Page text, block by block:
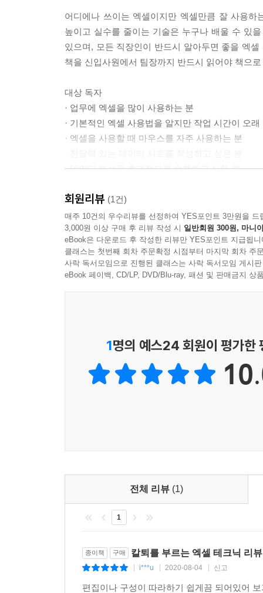
적이다.
--- p. 130
엑셀을 많이 사용하는 사람일수록 매크로에서 얻
중요한 일에 많은 시간을 할애할 수 있다.
--- p. 332
어디에나 쓰이는 엑셀이지만 엑셀만큼 잘 사용
높이고 실수를 줄이는 기술은 누구나 배울 수 있
있으며, 모든 직장인이 반드시 알아두면 좋을 엑
책을 신입사원에서 팀장까지 반드시 읽어야 책으
대상 독자
· 업무에 엑셀을 많이 사용하는 분
· 기본적인 엑셀 사용법을 알지만 작업 시간이 오래
· 엑셀을 사용할 때 마우스를 자주 사용하는 분
· 데이터 분석을 효과적으로 수행하고 싶은 분
회원리뷰 (1건)
매주 10건의 우수리뷰를 선정하여 YES포인트 3만원을 드
3,000원 이상 구매 후 리뷰 작성 시 일반회원 300원, 마니
eBook은 다운로드 후 작성한 리뷰만 YES포인트 지급됩니
클래스는 첫번째 회차 주문확정 시점부터 마지막 회차 주
사락 독서모임으로 진행된 클래스는 사락 독서모임 게시
eBook 페이백, CD/LP, DVD/Blu-ray, 패션 및 판매금지 상
1명의 예스24 회원이 평가한
전체 리뷰 (1)
1
종이책 구매 칼퇴를 부르는 엑셀 테크닉 리뷰
i***u 2020-08-04 신고
편집이나 구성이 따라하기 쉽게끔 되어있어